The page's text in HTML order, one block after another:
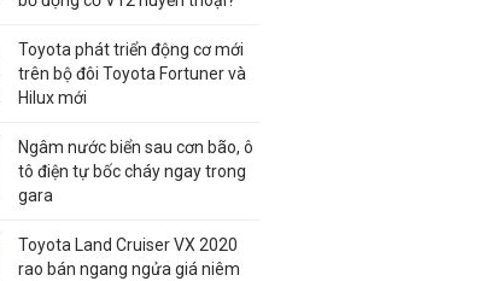
Toyota phát triển động cơ mới
trên bộ đôi Toyota Fortuner và
Hilux mới
Ngâm nước biển sau cơn bão, ô
tô điện tự bốc cháy ngay trong
gara
Toyota Land Cruiser VX 2020
rao bán ngang ngửa giá niêm